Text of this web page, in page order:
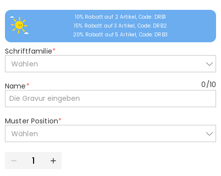
10% Rabatt auf 2 Artikel, Code: DRB1
15% Rabatt auf 3 Artikel, Code: DRB2
20% Rabatt auf 5 Artikel, Code: DRB3
Schriftfamilie*
Wählen
Name* 0/10
Muster Position*
Wählen